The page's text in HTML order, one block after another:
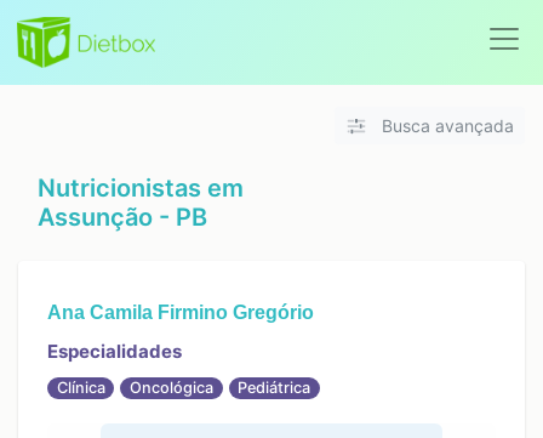
Busca avançada
Nutricionistas em
Assunção - PB
Ana Camila Firmino Gregório
Especialidades
Clínica Oncológica Pediátrica